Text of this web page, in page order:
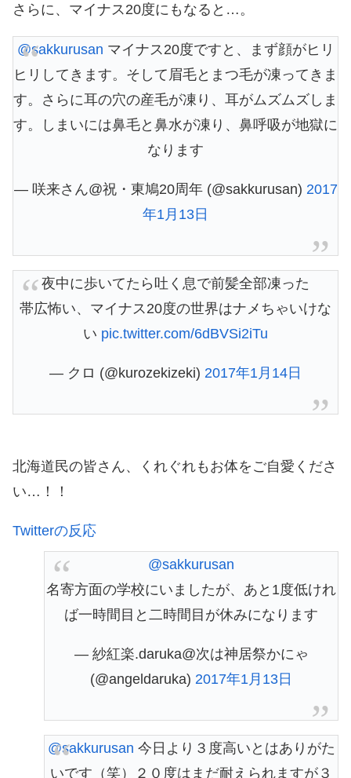
さらに、マイナス20度にもなると…。
@sakkurusan マイナス20度ですと、まず顔がヒリ
ヒリしてきます。そして眉毛とまつ毛が凍ってきま
す。さらに耳の穴の産毛が凍り、耳がムズムズしま
す。しまいには鼻毛と鼻水が凍り、鼻呼吸が地獄に
なります
— 咲来さん@祝・東鳩20周年 (@sakkurusan) 2017
年1月13日
夜中に歩いてたら吐く息で前髪全部凍った
帯広怖い、マイナス20度の世界はナメちゃいけな
い pic.twitter.com/6dBVSi2iTu
— クロ (@kurozekizeki) 2017年1月14日
北海道民の皆さん、くれぐれもお体をご自愛くださ
い…！！
Twitterの反応
@sakkurusan
名寄方面の学校にいましたが、あと1度低けれ
ば一時間目と二時間目が休みになります
— 紗紅楽.daruka@次は神居祭かにゃ
(@angeldaruka) 2017年1月13日
@sakkurusan 今日より３度高いとはありがた
いです（笑）２０度はまだ耐えられますが３